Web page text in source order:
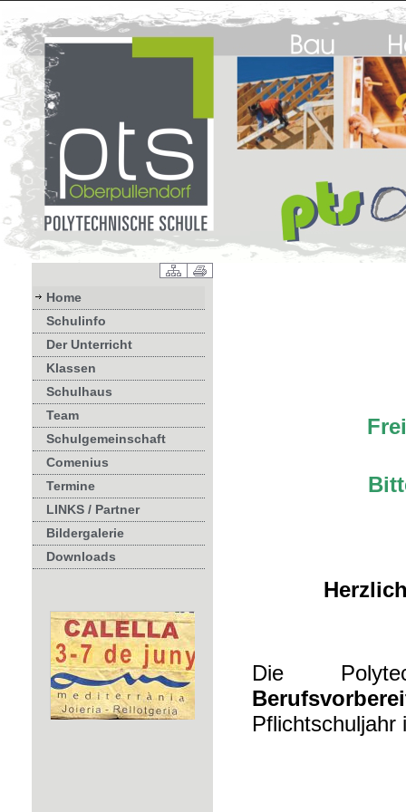
Home
Schulinfo
Der Unterricht
Klassen
Schulhaus
Team
Schulgemeinschaft
Comenius
Termine
LINKS / Partner
Bildergalerie
Downloads
Die
Berufs
Pflichtschuljahr